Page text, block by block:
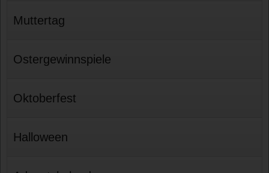
Muttertag
Ostergewinnspiele
Oktoberfest
Halloween